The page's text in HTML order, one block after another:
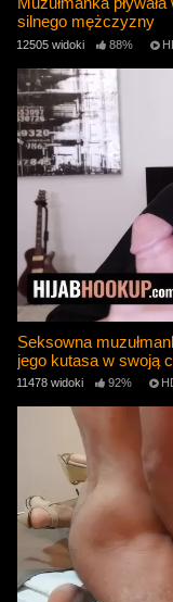
silnego mężczyzny
12505 widoki 88%
Seksowna
jego kutasa w swoją
11478 widoki 92%